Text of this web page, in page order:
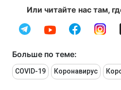
Или читайте нас там,
Больше по теме:
COVID-19 Коронавирус